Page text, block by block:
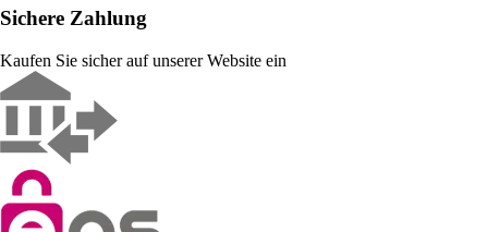
Sichere Zahlung
Kaufen Sie sicher auf unserer Website ein